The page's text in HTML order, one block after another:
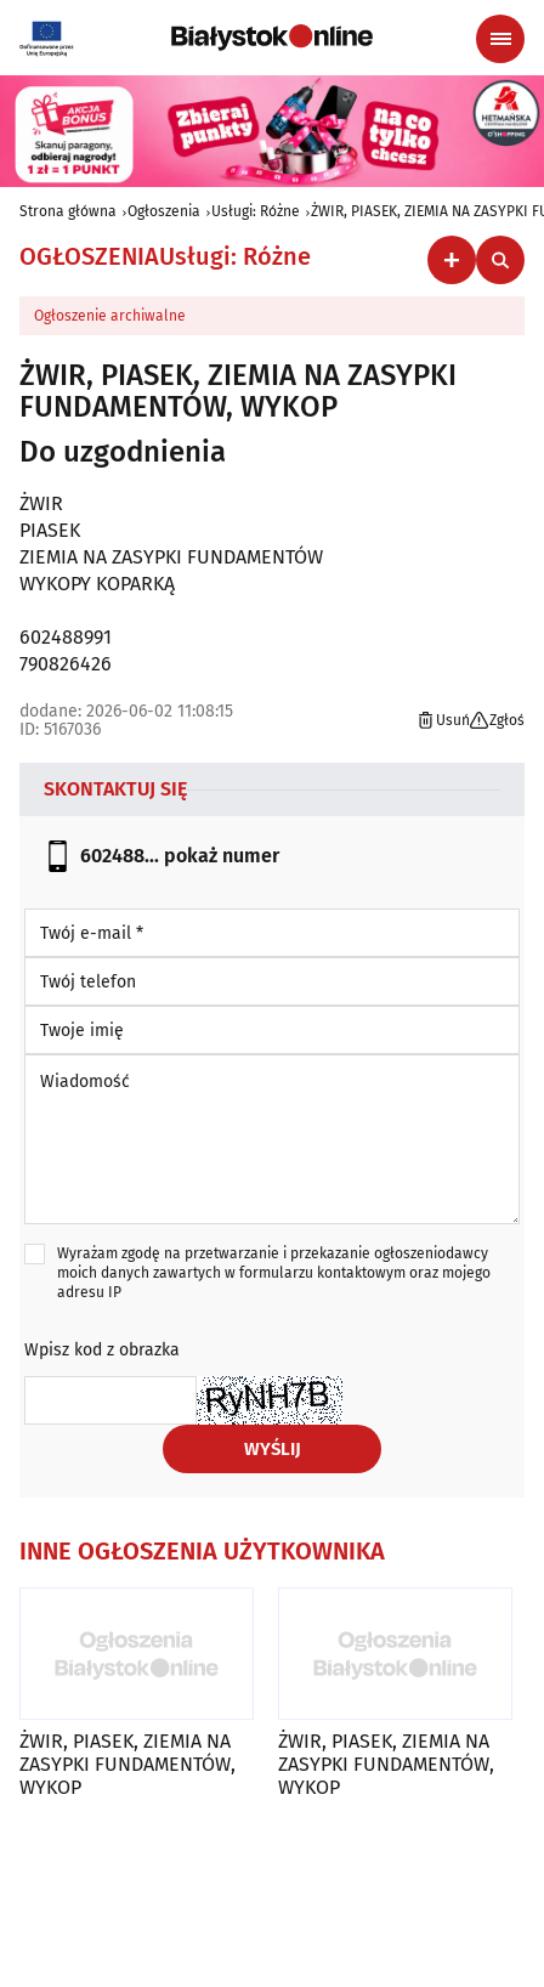
Strona główna Ogłoszenia Usługi: Różne ŻWIR, PIASEK, ZIEMIA NA ZASYPKI
OGŁOSZENIAUsługi: Różne
Ogłoszenie archiwalne
ŻWIR, PIASEK, ZIEMIA NA ZASYPKI
FUNDAMENTÓW, WYKOP
Do uzgodnienia
ŻWIR
PIASEK
ZIEMIA NA ZASYPKI FUNDAMENTÓW
WYKOPY KOPARKĄ
602488991
790826426
dodane: 2026-06-02 11:08:15
ID: 5167036
Usuń Zgłoś
SKONTAKTUJ SIĘ
602488... pokaż numer
Wyrażam zgodę na przetwarzanie i przekazanie ogłoszeniodawcy
moich danych zawartych w formularzu kontaktowym oraz mojego
adresu IP
Wpisz kod z obrazka
WYŚLIJ
INNE OGŁOSZENIA UŻYTKOWNIKA
ŻWIR, PIASEK, ZIEMIA NA
ZASYPKI FUNDAMENTÓW,
WYKOP
ŻWIR, PIASEK, ZIEMIA NA
ZASYPKI FUNDAMENTÓW,
WYKOP